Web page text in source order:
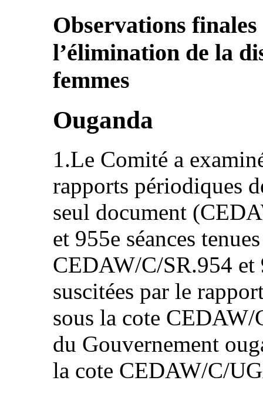
Observations
l’élimination de la
femmes
Ouganda
1.Le Comité a
rapports périodiques
seul document
et 955e séances
CEDAW/C/SR.954 et
suscitées par le
sous la cote
du Gouvernement
la cote CEDAW/C/